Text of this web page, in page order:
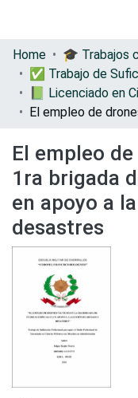
Communities &
All of DSpace
Statistics
Home
El empleo
1ra brigada
en apoyo a
desastres